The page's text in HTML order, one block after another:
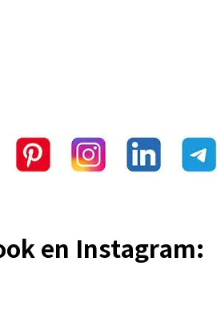
en Instagram: